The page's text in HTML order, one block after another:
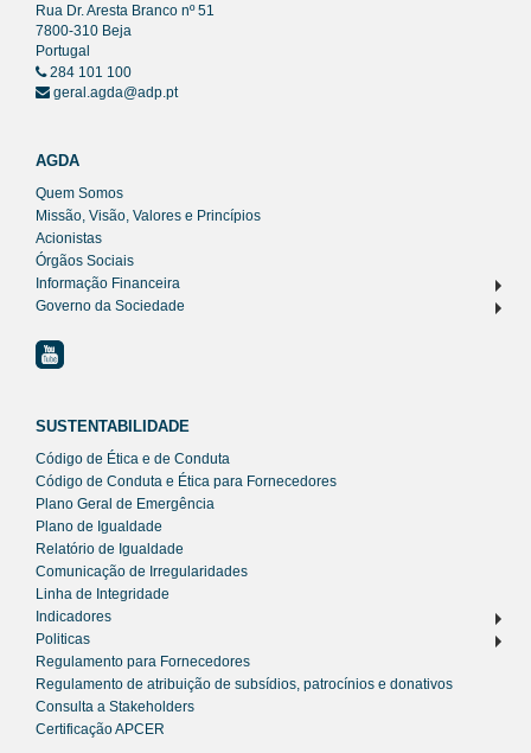
Rua Dr. Aresta Branco nº 51
7800-310 Beja
Portugal
284 101 100
geral.agda@adp.pt
AGDA
Quem Somos
Missão, Visão, Valores e Princípios
Acionistas
Órgãos Sociais
Informação Financeira
Governo da Sociedade
SUSTENTABILIDADE
Código de Ética e de Conduta
Código de Conduta e Ética para Fornecedores
Plano Geral de Emergência
Plano de Igualdade
Relatório de Igualdade
Comunicação de Irregularidades
Linha de Integridade
Indicadores
Politicas
Regulamento para Fornecedores
Regulamento de atribuição de subsídios, patrocínios e donativos
Consulta a Stakeholders
Certificação APCER